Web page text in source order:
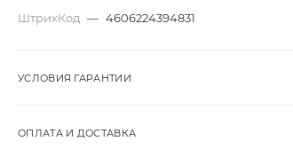
ШтрихКод — 4606224394831
УСЛОВИЯ ГАРАНТИИ
ОПЛАТА И ДОСТАВКА